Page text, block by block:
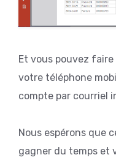
Et vous pouvez
votre téléphone
compte par courriel
Nous espérons que
gagner du temps et